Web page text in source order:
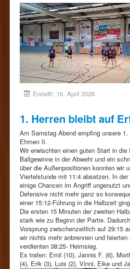
Erstellt: 16. April 2026
1. Herren bleibt auf
Am Samstag Abend empfing unsere 1.
Ehmen II.
Wir erwischten einen guten Start in die
Ballgewinne in der Abwehr und ein
über die Außenpositionen konnten wir
Viertelstunde mit 11:4 absetzen. In
einige Chancen im Angriff ungenutzt
Defensive nicht mehr ganz so
einer 15:12-Führung in die Halbzeit
Die ersten 15 Minuten der zweiten
stark wie zu Beginn der Partie.
Vorsprung zwischenzeitlich auf 29:15
wir nichts mehr anbrennen und
verdienten 38:25- Heimsieg.
Es trafen: Emil (10), Jannis F. (6),
(4), Erik (3), Luis (2), Vinni, Eike und